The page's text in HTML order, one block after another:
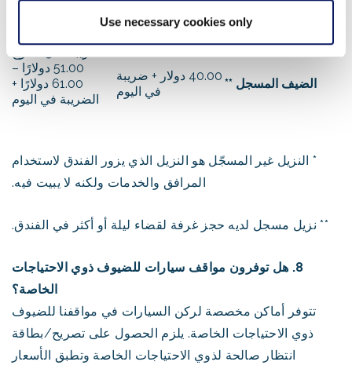
Use necessary cookies only
(الأسعار حسب التوافر)
40.00 دولار + ضريبة
لكل مخرج
الضيف المسجل **
40.00 دولار + ضريبة
في اليوم
51.00 دولارًا –
61.00 دولارًا +
الضريبة في اليوم
* النزيل غير المسجّل هو النزيل الذي يزور الفندق لاستخدام
المرافق والخدمات ولكنه لا يبيت فيه.
** نزيل مسجل لديه حجز غرفة لقضاء ليلة أو أكثر في الفندق.
8. هل توفرون مواقف سيارات للضيوف ذوي الاحتياجات
الخاصة؟
تتوفر أماكن مخصصة لركن السيارات في مواقفنا للضيوف
ذوي الاحتياجات الخاصة. يلزم الحصول على تصريح/بطاقة
انتظار صالحة لذوي الاحتياجات الخاصة وتطبق الأسعار